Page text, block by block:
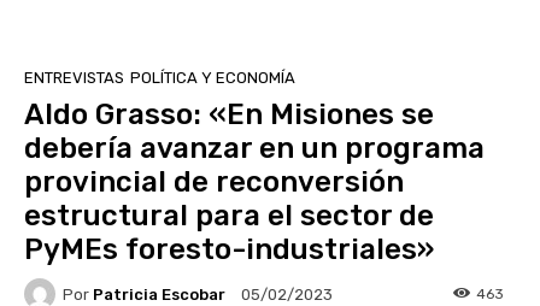
ENTREVISTAS POLÍTICA Y ECONOMÍA
Aldo Grasso: «En Misiones se
debería avanzar en un programa
provincial de reconversión
estructural para el sector de
PyMEs foresto-industriales»
Por Patricia Escobar 05/02/2023 463